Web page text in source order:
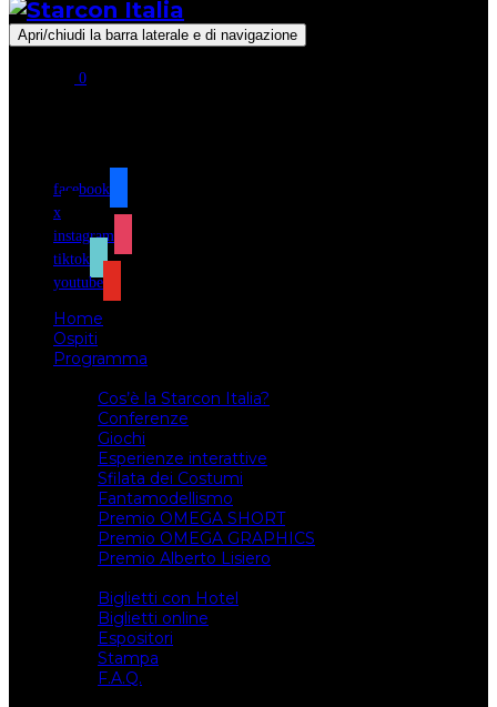
Apri/chiudi la barra laterale e di navigazione
0
facebook
x
instagram
tiktok
youtube
Home
Ospiti
Programma
Cos’è la Starcon Italia?
Conferenze
Giochi
Esperienze interattive
Sfilata dei Costumi
Fantamodellismo
Premio OMEGA SHORT
Premio OMEGA GRAPHICS
Premio Alberto Lisiero
Biglietti con Hotel
Biglietti online
Espositori
Stampa
F.A.Q.